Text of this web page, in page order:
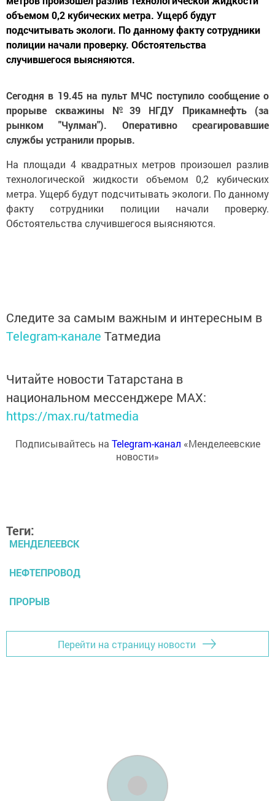
объемом 0,2 кубических метра. Ущерб будут
подсчитывать экологи. По данному факту сотрудники
полиции начали проверку. Обстоятельства
случившегося выясняются.
Сегодня в 19.45 на пульт МЧС поступило сообщение о
прорыве скважины №39 НГДУ Прикамнефть (за
рынком "Чулман"). Оперативно среагировавшие
службы устранили прорыв.
На площади 4 квадратных метров произошел разлив
технологической жидкости объемом 0,2 кубических
метра. Ущерб будут подсчитывать экологи. По данному
факту сотрудники полиции начали проверку.
Обстоятельства случившегося выясняются.
Следите за самым важным и интересным в
Telegram-канале Татмедиа
Читайте новости Татарстана в
национальном мессенджере MАХ:
https://max.ru/tatmedia
Подписывайтесь на Telegram-канал «Менделеевские
новости»
Теги:
МЕНДЕЛЕЕВСК
НЕФТЕПРОВОД
ПРОРЫВ
Перейти на страницу новости